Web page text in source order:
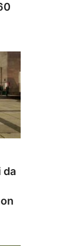
da